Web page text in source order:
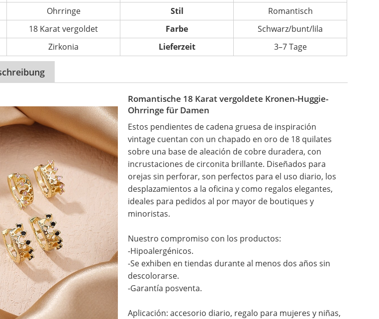
Ohrringe Stil
Romantisch
18 Karat vergoldet Farbe
Schwarz/bunt/lila
Zirkonia Lieferzeit 3–7 Tage
Romantische 18 Karat vergoldete Kronen-Huggie-
Ohrringe für Damen
Estos pendientes de cadena gruesa de inspiración
vintage cuentan con un chapado en oro de 18 quilates
sobre una base de aleación de cobre duradera, con
incrustaciones de circonita brillante. Diseñados para
orejas sin perforar, son perfectos para el uso diario, los
desplazamientos a la oficina y como regalos elegantes,
ideales para pedidos al por mayor de boutiques y
minoristas.
Nuestro compromiso con los productos:
-Hipoalergénicos.
-Se exhiben en tiendas durante al menos dos años sin
descolorarse.
-Garantía posventa.
Aplicación: accesorio diario, regalo para mujeres y niñas,